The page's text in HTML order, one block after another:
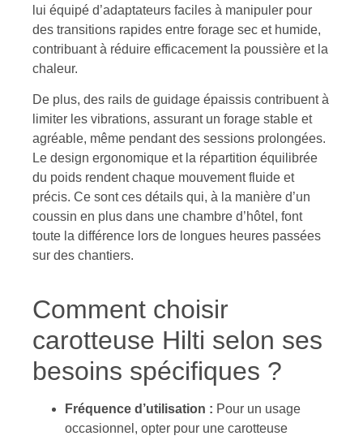
lui équipé d’adaptateurs faciles à manipuler pour
des transitions rapides entre forage sec et humide,
contribuant à réduire efficacement la poussière et la
chaleur.
De plus, des rails de guidage épaissis contribuent à
limiter les vibrations, assurant un forage stable et
agréable, même pendant des sessions prolongées.
Le design ergonomique et la répartition équilibrée
du poids rendent chaque mouvement fluide et
précis. Ce sont ces détails qui, à la manière d’un
coussin en plus dans une chambre d’hôtel, font
toute la différence lors de longues heures passées
sur des chantiers.
Comment choisir
carotteuse Hilti selon ses
besoins spécifiques ?
Fréquence d’utilisation : Pour un usage
occasionnel, opter pour une carotteuse